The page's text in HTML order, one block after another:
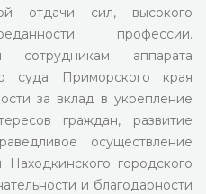
отдачи сил, высокого
профессии.
аппарата
суда Приморского края
за вклад в укрепление
граждан, развитие
осуществление
городского
и благодарности